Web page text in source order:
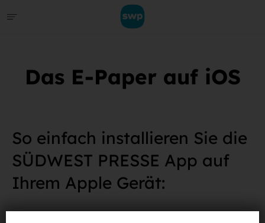
Das E-Paper auf iOS
So einfach installieren Sie die
SÜDWEST PRESSE App auf
Ihrem Apple Gerät: